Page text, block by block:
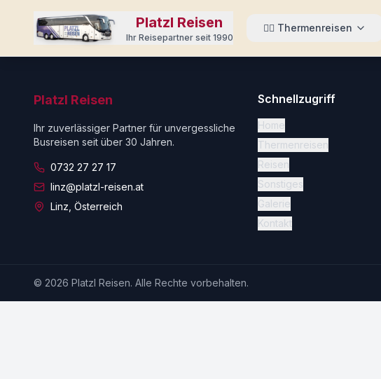
Platzl Reisen
Ihr Reisepartner seit 1990
🏊‍♀️ Thermenreisen
Platzl Reisen
Ihr zuverlässiger Partner für unvergessliche
Busreisen seit über 30 Jahren.
0732 27 27 17
linz@platzl-reisen.at
Linz, Österreich
Schnellzugriff
Home
Thermenreisen
Reisen
Sonstiges
Galerie
Kontakt
© 2026 Platzl Reisen. Alle Rechte vorbehalten.